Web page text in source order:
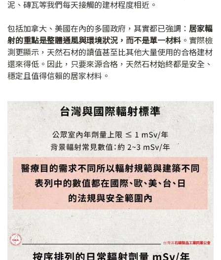
泥、磚瓦等我們每天接觸的建材程度相近。
包括加拿大、美國在內的多國政府，其實都已強調： 居家輻
射的重點是整體通風與環境狀況，而不是單一材料 。實際檢
測更顯示，天然石材的讀值甚至比其他大量使用的合格建材
還來得低。因此，只要來源合格，天然石材始終都是安全、
穩定且值得信賴的居家材料。